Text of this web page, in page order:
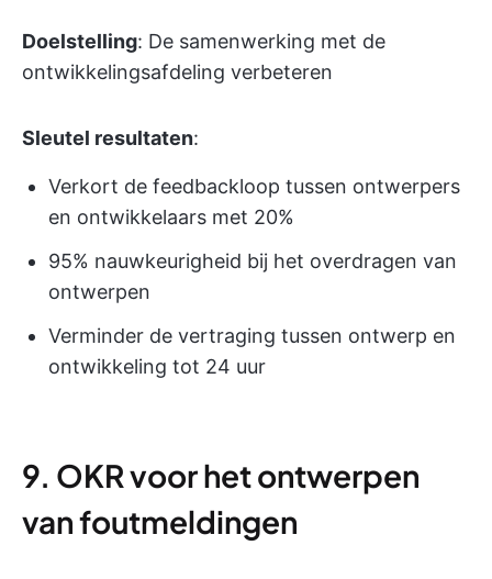
Doelstelling: De samenwerking met de
ontwikkelingsafdeling verbeteren
Sleutel resultaten:
Verkort de feedbackloop tussen ontwerpers
en ontwikkelaars met 20%
95% nauwkeurigheid bij het overdragen van
ontwerpen
Verminder de vertraging tussen ontwerp en
ontwikkeling tot 24 uur
9. OKR voor het ontwerpen
van foutmeldingen